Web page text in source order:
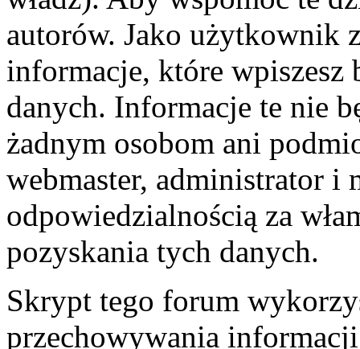
autorów. Jako użytkownik
informacje, które wpiszesz
danych. Informacje te nie
żadnym osobom ani
webmaster, administrator i
odpowiedzialnością za
pozyskania tych danych.
Skrypt tego forum
przechowywania